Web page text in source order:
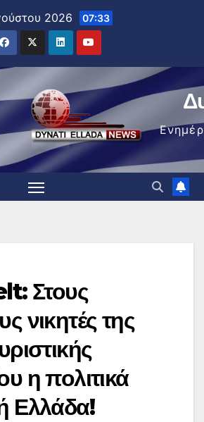
2026 07:33
Στους
νικητές της
η πολιτικά
Ελλάδα!